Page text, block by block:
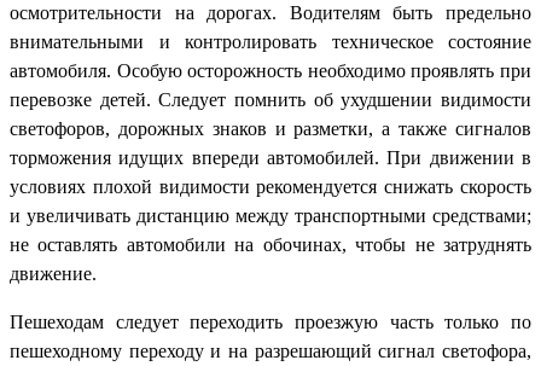
осмотрительности на дорогах. Водителям быть предельно
внимательными и контролировать техническое состояние
автомобиля. Особую осторожность необходимо проявлять при
перевозке детей. Следует помнить об ухудшении видимости
светофоров, дорожных знаков и разметки, а также сигналов
торможения идущих впереди автомобилей. При движении в
условиях плохой видимости рекомендуется снижать скорость
и увеличивать дистанцию между транспортными средствами;
не оставлять автомобили на обочинах, чтобы не затруднять
движение.
Пешеходам следует переходить проезжую часть только по
пешеходному переходу и на разрешающий сигнал светофора,